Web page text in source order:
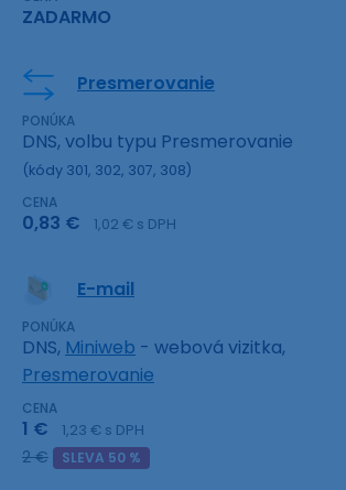
ZADARMO
Presmerovanie
PONÚKA
DNS, volbu typu Presmerovanie
(kódy 301, 302, 307, 308)
CENA
0,83 € 1,02 € s DPH
E-mail
PONÚKA
DNS, Miniweb - webová vizitka,
Presmerovanie
CENA
1 € 1,23 € s DPH
2 € SLEVA 50 %